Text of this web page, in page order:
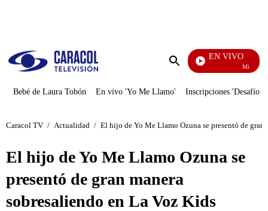
Enviar
EN VIVO
Mi Pecado
Bebé de Laura Tobón En vivo 'Yo Me Llamo' Inscripciones 'Desafío'
Caracol TV / Actualidad / El hijo de Yo Me Llamo Ozuna se presentó de gran
El hijo de Yo Me Llamo Ozuna se
presentó de gran manera
sobresaliendo en La Voz Kids